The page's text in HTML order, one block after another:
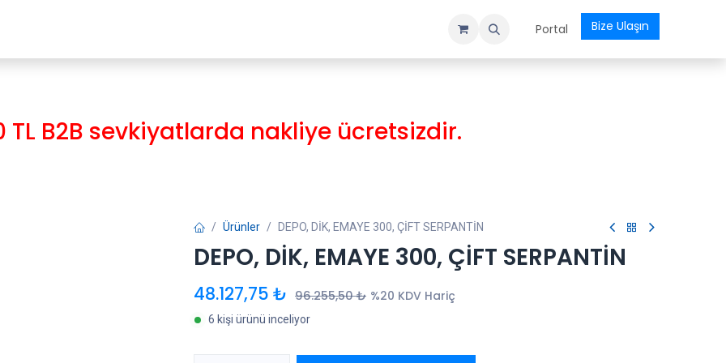
Etkinlikler Ödeme Formu
Portal Bize Ulaşın
TL B2B sevkiyatlarda nakliye ücretsizdir.
Ürünler DEPO, DİK, EMAYE 300, ÇİFT SERPANTİN
DEPO, DİK, EMAYE 300, ÇİFT SERPANTİN
48.127,75 ₺ 96.255,50₺ %20 KDV Hariç
6 kişi ürünü inceliyor